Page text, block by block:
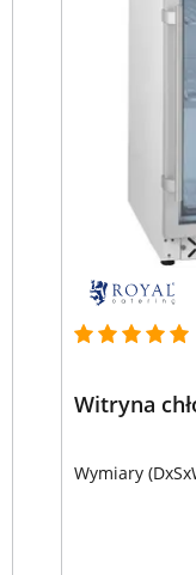
Witryna
Wymiary